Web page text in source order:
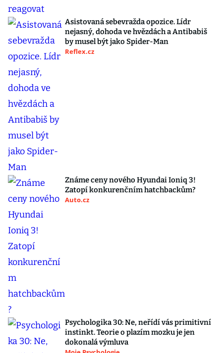
Asistovaná sebevražda opozice. Lídr
nejasný, dohoda ve hvězdách a Antibabiš
by musel být jako Spider-Man
Reflex.cz
Známe ceny nového Hyundai Ioniq 3!
Zatopí konkurenčním hatchbackům?
Auto.cz
Psychologika 30: Ne, neřídí vás primitivní
instinkt. Teorie o plazím mozku je jen
dokonalá výmluva